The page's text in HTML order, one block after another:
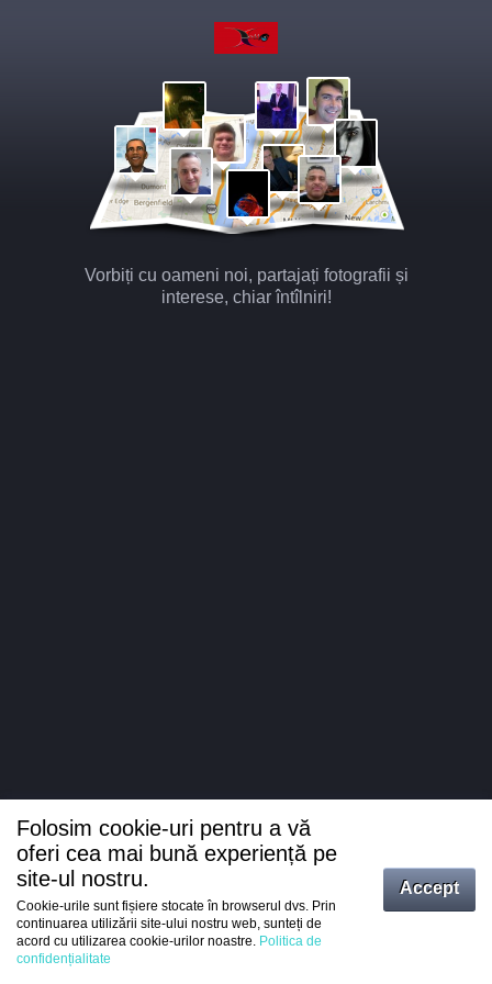
Vorbiți cu oameni noi, partajați fotografii și
interese, chiar întîlniri!
Intrați
Folosim cookie-uri pentru a vă
oferi cea mai bună experiență pe
site-ul nostru.
Cookie-urile sunt fișiere stocate în browserul dvs. Prin
continuarea utilizării site-ului nostru web, sunteți de
acord cu utilizarea cookie-urilor noastre. Politica de
confidențialitate
Accept